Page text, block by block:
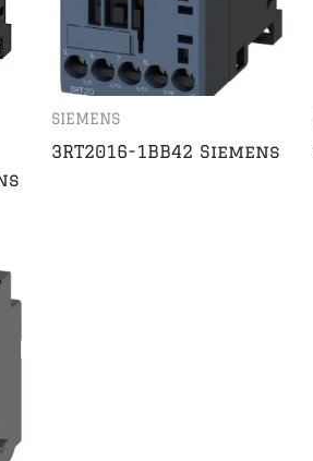
SIEMENS
3RT2016-1BB42 Siemens